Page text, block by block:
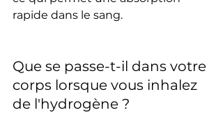
rapide dans le sang.
Que se passe-t-il dans votre
corps lorsque vous inhalez
de l'hydrogène ?